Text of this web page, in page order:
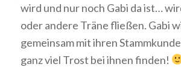
wird und nur noch Gabi da ist…
oder andere Träne fließen. Gabi
gemeinsam mit ihren
ganz viel Trost bei ihnen finden!